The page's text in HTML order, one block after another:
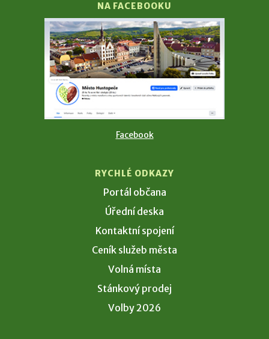
NA FACEBOOKU
Facebook
RYCHLÉ ODKAZY
Portál občana
Úřední deska
Kontaktní spojení
Ceník služeb města
Volná místa
Stánkový prodej
Volby 2026